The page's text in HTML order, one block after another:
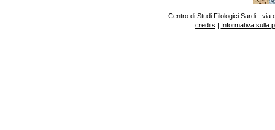
Centro di Studi Filologici Sardi - via
credits | Informativa sulla